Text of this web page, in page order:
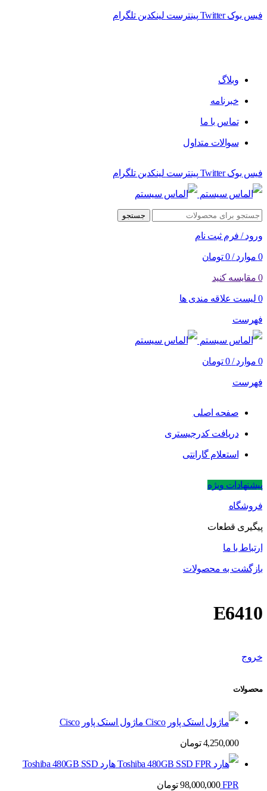
فیس بوک Twitter پینترست لینکدین تلگرام
وبلاگ
خبرنامه
تماس با ما
سوالات متداول
فیس بوک Twitter پینترست لینکدین تلگرام
جستجو
ورود / فرم ثبت نام
0 موارد /
0 تومان
0 مقایسه کنید
0 لیست علاقه مندی ها
فهرست
0 موارد /
0 تومان
فهرست
صفحه اصلی
دریافت کدرجیستری
استعلام گارانتی
پیشنهادات ویژه
فروشگاه
پیگیری قطعات
ارتباط با ما
بازگشت به محصولات
E6410
خروج
محصولات
ماژول استک پاور Cisco
4,250,000 تومان
هارد Toshiba 480GB SSD
FPR
98,000,000 تومان